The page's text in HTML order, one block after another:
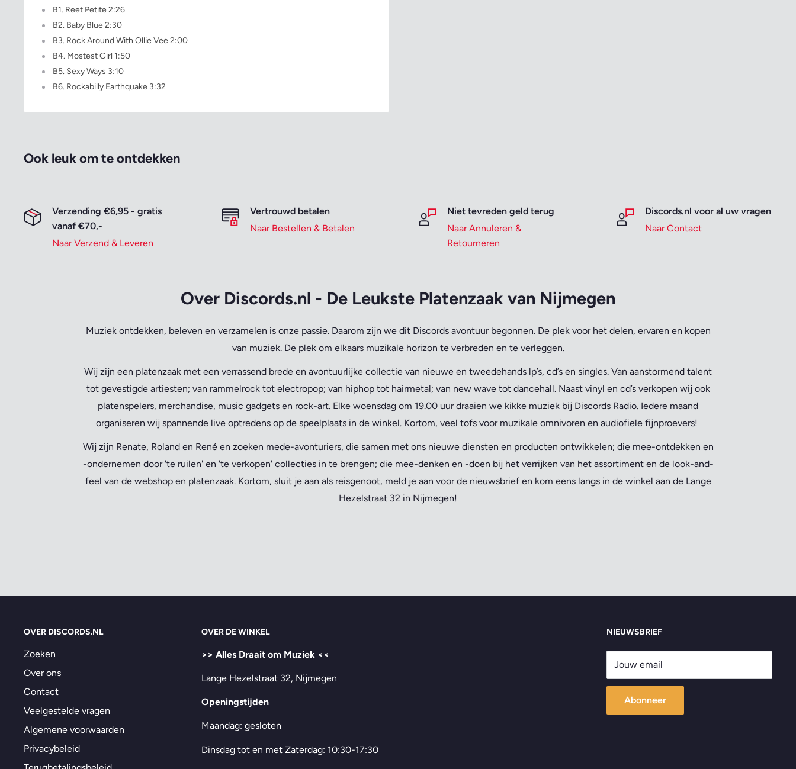
B1. Reet Petite 2:26
B2. Baby Blue 2:30
B3. Rock Around With Ollie Vee 2:00
B4. Mostest Girl 1:50
B5. Sexy Ways 3:10
B6. Rockabilly Earthquake 3:32
Ook leuk om te ontdekken
Verzending €6,95 - gratis
vanaf €70,-
Naar Verzend & Leveren
Vertrouwd betalen
Naar Bestellen & Betalen
Niet tevreden geld terug
Naar Annuleren &
Retourneren
Discords.nl voor al uw vragen
Naar Contact
Over Discords.nl - De Leukste Platenzaak van Nijmegen
Muziek ontdekken, beleven en verzamelen is onze passie. Daarom zijn we dit Discords avontuur begonnen. De plek voor het delen, ervaren en kopen
van muziek. De plek om elkaars muzikale horizon te verbreden en te verleggen.
Wij zijn een platenzaak met een verrassend brede en avontuurlijke collectie van nieuwe en tweedehands lp’s, cd’s en singles. Van aanstormend talent
tot gevestigde artiesten; van rammelrock tot electropop; van hiphop tot hairmetal; van new wave tot dancehall. Naast vinyl en cd’s verkopen wij ook
platenspelers, merchandise, music gadgets en rock-art. Elke woensdag om 19.00 uur draaien we kikke muziek bij Discords Radio. Iedere maand
organiseren wij spannende live optredens op de speelplaats in de winkel. Kortom, veel tofs voor muzikale omnivoren en audiofiele fijnproevers!
Wij zijn Renate, Roland en René en zoeken mede-avonturiers, die samen met ons nieuwe diensten en producten ontwikkelen; die mee-ontdekken en
-ondernemen door 'te ruilen' en 'te verkopen' collecties in te brengen; die mee-denken en -doen bij het verrijken van het assortiment en de look-and-
feel van de webshop en platenzaak. Kortom, sluit je aan als reisgenoot, meld je aan voor de nieuwsbrief en kom eens langs in de winkel aan de Lange
Hezelstraat 32 in Nijmegen!
OVER DISCORDS.NL
Zoeken
Over ons
Contact
Veelgestelde vragen
Algemene voorwaarden
Privacybeleid
OVER DE WINKEL
>> Alles Draait om Muziek <<
Lange Hezelstraat 32, Nijmegen
Openingstijden
Maandag: gesloten
Dinsdag tot en met Zaterdag: 10:30-17:30
NIEUWSBRIEF
Jouw email
Abonneer